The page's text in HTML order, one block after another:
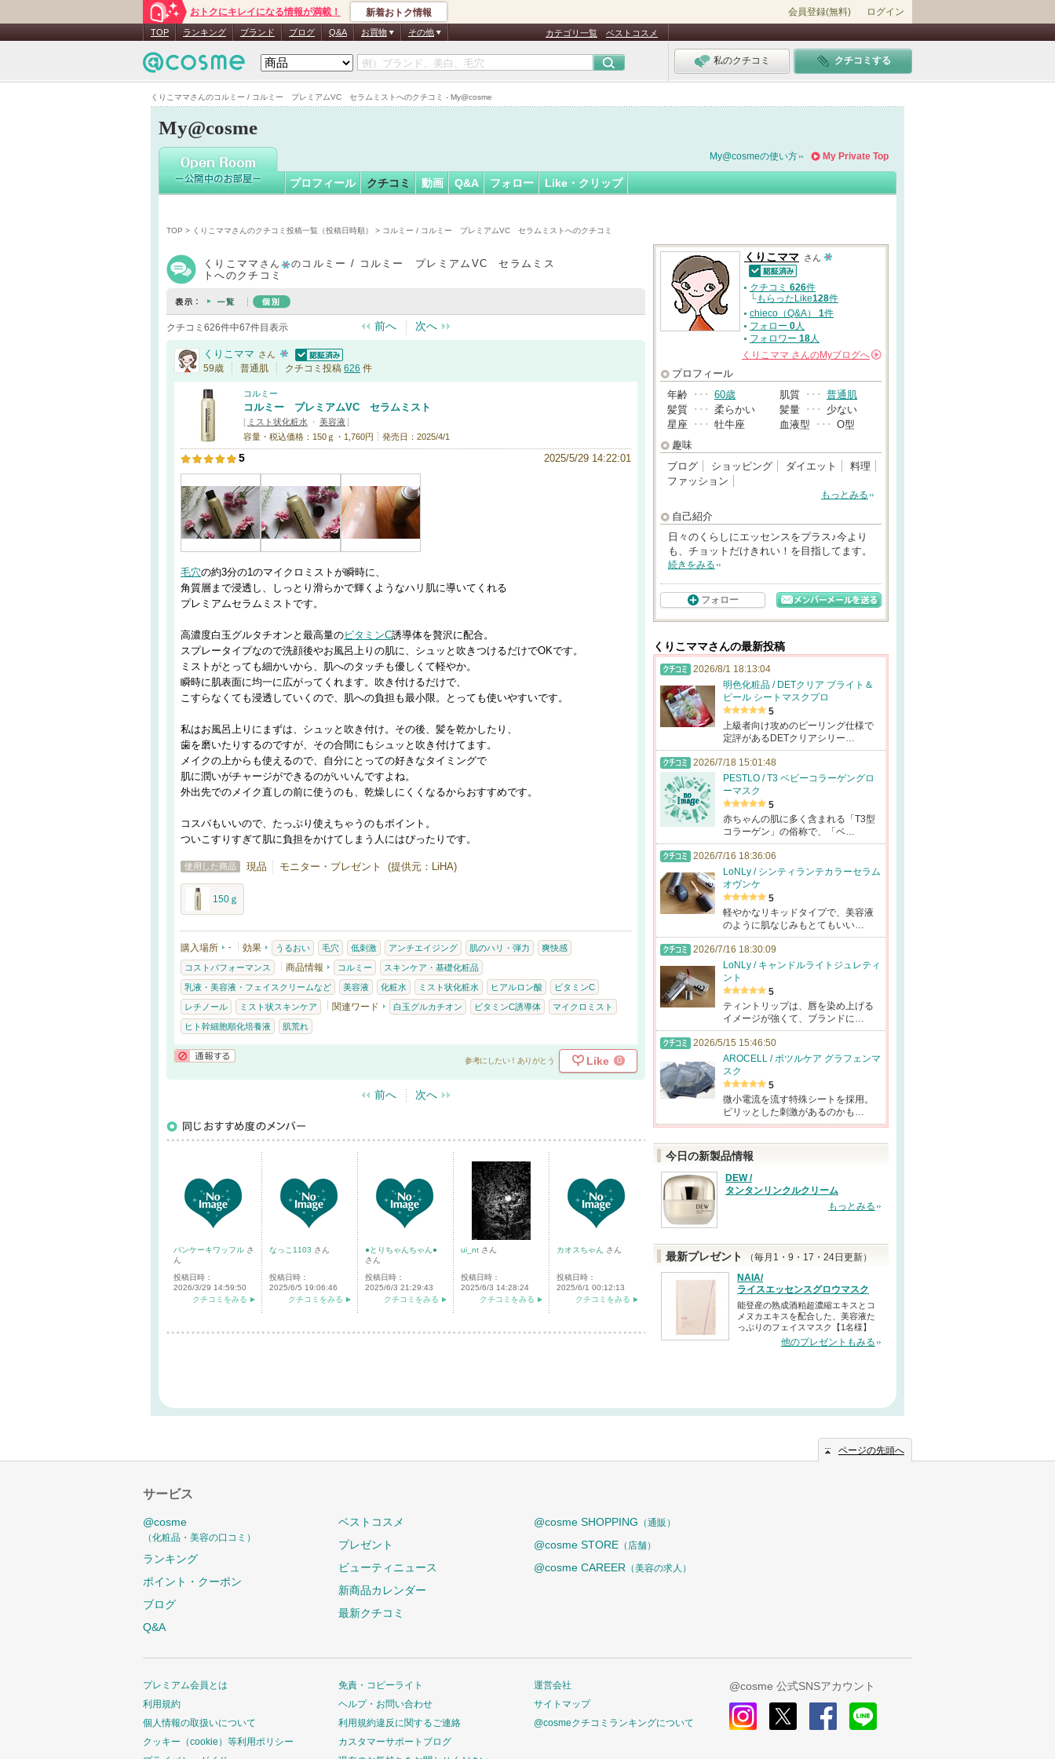
くりこママさんのコルミー / コルミー プレミアムVC セラムミストへのクチコミ - My@cosme
おトクにキレイになる情報が満載！ 新着おトク情報 会員登録(無料) ログイン
TOP ランキング ブランド ブログ Q&A お買物 その他 カテゴリ一覧 ベストコスメ
私のクチコミ クチコミする
My@cosme
くりこママさん
認
証
My Private Top
My@cosmeの使い方
プロフィール クチコミ 動画 Q&A フォロー Like・クリップ
TOP > くりこママさんのクチコミ投稿一覧（投稿日時順） > コルミー / コルミー プレミアムVC セラムミストへのクチコミ
くりこママ さん の コルミー / コルミー プレミアムVC セラムミス
トへのクチコミ
クチコミ626件中67件目表示 前へ 次へ
くりこママ さん
認証済
59歳 普通肌 クチコミ投稿 626 件
コルミー
コルミー プレミアムVC セラムミスト
[ ミスト状化粧水 ・ 美容液]
容量・税込価格：150ｇ・1,760円
発売日：2025/4/1
5 2025/5/29 14:22:01
毛穴の約3分の1のマイクロミストが瞬時に、
角質層まで浸透し、しっとり滑らかで輝くようなハリ肌に導いてくれる
プレミアムセラムミストです。
高濃度白玉グルタチオンと最高量のビタミンC誘導体を贅沢に配合。
スプレータイプなので洗顔後やお風呂上りの肌に、シュッと吹きつけるだけでOKです。
ミストがとっても細かいから、肌へのタッチも優しくて軽やか。
瞬時に肌表面に均一に広がってくれます。吹き付けるだけで、
こすらなくても浸透していくので、肌への負担も最小限。とっても使いやすいです。
私はお風呂上りにまずは、シュッと吹き付け。その後、髪を乾かしたり、
歯を磨いたりするのですが、その合間にもシュッと吹き付けてます。
メイクの上からも使えるので、自分にとっての好きなタイミングで
肌に潤いがチャージができるのがいいんですよね。
外出先でのメイク直しの前に使うのも、乾燥しにくくなるからおすすめです。
コスパもいいので、たっぷり使えちゃうのもポイント。
ついこすりすぎて肌に負担をかけてしまう人にはぴったりです。
使用した商品 現品 モニター・プレゼント (提供元：LiHA)
150ｇ
購入場所 - 効果 うるおい 毛穴 低刺激 アンチエイジング 肌のハリ・弾力 爽快感
コストパフォーマンス 商品情報 コルミー スキンケア・基礎化粧品
乳液・美容液・フェイスクリームなど 美容液 化粧水 ミスト状化粧水 ヒアルロン酸 ビタミンC
レチノール ミスト状スキンケア 関連ワード 白玉グルカチオン ビタミンC誘導体 マイクロミスト
ヒト幹細胞順化培養液 肌荒れ
参考にしたい！ありがとう Like 0
前へ 次へ
パンケーキワッフル さ
ん
投稿日時：
2026/3/29 14:59:50
クチコミをみる
なっこ1103 さん
投稿日時：
2025/6/5 19:06:46
クチコミをみる
●とりちゃんちゃん●
さん
投稿日時：
2025/6/3 21:29:43
クチコミをみる
ui_nt さん
投稿日時：
2025/6/3 14:28:24
クチコミをみる
カオスちゃん さん
投稿日時：
2025/6/1 00:12:13
クチコミをみる
くりこママ さん
認証済
クチコミ 626件
└もらったLike128件
chieco（Q&A） 1件
フォロー 0人
フォロワー 18人
くりこママ さんのMyブログへ
プロフィール
年齢 ･･･ 60歳 肌質 ･･･ 普通肌
髪質 ･･･ 柔らかい 髪量 ･･･
少ない
星座 ･･･ 牡牛座 血液型 ･･･ O型
趣味
ブログ
ショッピング ダイエット
料理
ファッション
もっとみる
自己紹介
日々のくらしにエッセンスをプラス♪今より
も、チョットだけきれい！を目指してます。
続きをみる
フォロー
くりこママさんの最新投稿
2026/8/1 18:13:04
明色化粧品 / DETクリア ブライト＆
ピール シートマスクプロ
5
上級者向け攻めのピーリング仕様で
定評があるDETクリアシリー…
2026/7/18 15:01:48
PESTLO / T3 ベビーコラーゲングロ
ーマスク
5
赤ちゃんの肌に多く含まれる「T3型
コラーゲン」の俗称で、「ベ…
2026/7/16 18:36:06
LoNLy / シンティランテカラーセラム
オヴンケ
5
軽やかなリキッドタイプで、美容液
のように肌なじみもとてもいい…
2026/7/16 18:30:09
LoNLy / キャンドルライトジュレティ
ント
5
ティントリップは、唇を染め上げる
イメージが強くて、ブランドに…
2026/5/15 15:46:50
AROCELL / ボツルケア グラフェンマ
スク
5
微小電流を流す特殊シートを採用。
ピリッとした刺激があるのかも…
今日の新製品情報
DEW /
タンタンリンクルクリーム
もっとみる
最新プレゼント
（毎月1・9・17・24日更新）
NAIA/
ライスエッセンスグロウマスク
能登産の熟成酒粕超濃縮エキスとコ
メヌカエキスを配合した、美容液た
っぷりのフェイスマスク【1名様】
他のプレゼントもみる
ページの先頭へ
サービス
@cosme
（化粧品・美容の口コミ）
ランキング
ポイント・クーポン
ブログ
Q&A
ベストコスメ
プレゼント
ビューティニュース
新商品カレンダー
最新クチコミ
@cosme SHOPPING （通販）
@cosme STORE （店舗）
@cosme CAREER （美容の求人）
プレミアム会員とは
利用規約
個人情報の取扱いについて
クッキー（cookie）等利用ポリシー
免責・コピーライト
ヘルプ・お問い合わせ
利用規約違反に関するご連絡
カスタマーサポートブログ
運営会社
サイトマップ
@cosmeクチコミランキングについて
@cosme 公式SNSアカウント